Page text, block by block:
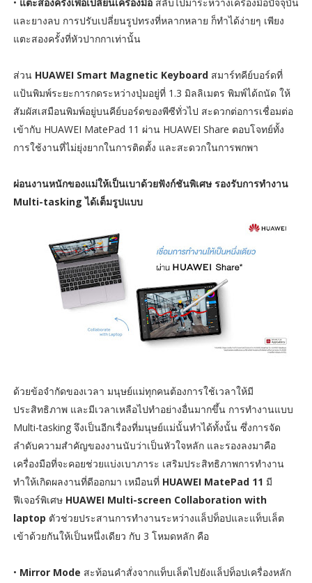
และยางลบ การปรับเปลี่ยนรูปทรงที่หลากหลาย ก็ทำได้ง่ายๆ เพียง
แตะสองครั้งที่หัวปากกาเท่านั้น
ส่วน HUAWEI Smart Magnetic Keyboardสมาร์ทคีย์บอร์ดที่
แป้นพิมพ์ระยะการกดระหว่างปุ่มอยู่ที่ 1.3 มิลลิเมตร พิมพ์ได้ถนัด ให้
สัมผัสเสมือนพิมพ์อยู่บนคีย์บอร์ดของพีซีทั่วไป สะดวกต่อการเชื่อมต่อ
เข้ากับ HUAWEI MatePad 11 ผ่าน HUAWEI Share ตอบโจทย์ทั้ง
การใช้งานที่ไม่ยุ่งยากในการติดตั้ง และสะดวกในการพกพา
ผ่อนงานหนักของแม่ให้เป็นเบาด้วยฟังก์ชันพิเศษ รองรับการทำงาน
Multi-tasking ได้เต็มรูปแบบ
ด้วยข้อจำกัดของเวลา มนุษย์แม่ทุกคนต้องการใช้เวลาให้มี
ประสิทธิภาพ และมีเวลาเหลือไปทำอย่างอื่นมากขึ้น การทำงานแบบ
Multi-tasking จึงเป็นอีกเรื่องที่มนุษย์แม่นั้นทำได้ทั้งนั้น ซึ่งการจัด
ลำดับความสำคัญของงานนับว่าเป็นหัวใจหลัก และรองลงมาคือ
เครื่องมือที่จะคอยช่วยแบ่งเบาภาระ เสริมประสิทธิภาพการทำงาน
ทำให้เกิดผลงานที่ดีออกมา เหมือนที่ HUAWEI MatePad 11 มี
ฟีเจอร์พิเศษ HUAWEI Multi-screen Collaboration with
laptop ตัวช่วยประสานการทำงานระหว่างแล็ปท็อปและแท็บเล็ต
เข้าด้วยกันให้เป็นหนึ่งเดียว กับ 3 โหมดหลัก คือ
• Mirror Mode สะท้อนคำสั่งจากแท็บเล็ตไปยังแล็ปท็อปเครื่องหลัก